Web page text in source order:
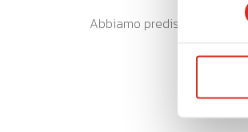
Abbiamo predisposto un